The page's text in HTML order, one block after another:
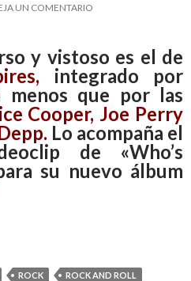
UN COMENTARIO
y vistoso es el de
integrado por
menos que por las
Cooper, Joe Perry
Lo acompaña el
de «Who’s
su nuevo álbum
estrena Videoclip y
ROCK
ROCK AND ROLL